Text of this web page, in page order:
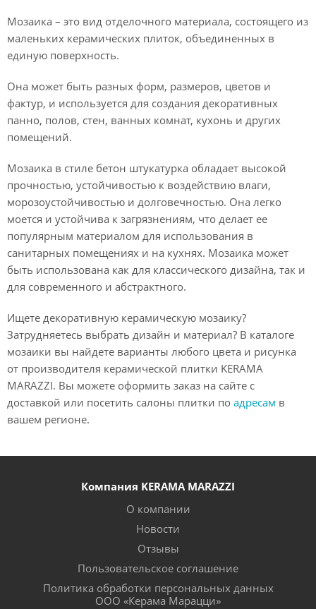
Мозаика – это вид отделочного материала, состоящего из
маленьких керамических плиток, объединенных в
единую поверхность.
Она может быть разных форм, размеров, цветов и
фактур, и используется для создания декоративных
панно, полов, стен, ванных комнат, кухонь и других
помещений.
Мозаика в стиле бетон штукатурка обладает высокой
прочностью, устойчивостью к воздействию влаги,
морозоустойчивостью и долговечностью. Она легко
моется и устойчива к загрязнениям, что делает ее
популярным материалом для использования в
санитарных помещениях и на кухнях. Мозаика может
быть использована как для классического дизайна, так и
для современного и абстрактного.
Ищете декоративную керамическую мозаику?
Затрудняетесь выбрать дизайн и материал? В каталоге
мозаики вы найдете варианты любого цвета и рисунка
от производителя керамической плитки KERAMA
MARAZZI. Вы можете оформить заказ на сайте с
доставкой или посетить салоны плитки по адресам в
вашем регионе.
Компания KERAMA MARAZZI
О компании
Новости
Отзывы
Пользовательское соглашение
Политика обработки персональных данных
ООО «Керама Марацци»